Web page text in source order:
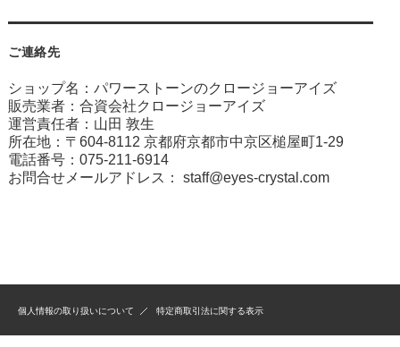
ご連絡先
ショップ名：パワーストーンのクロージョーアイズ
販売業者：合資会社クロージョーアイズ
運営責任者：山田 敦生
所在地：〒604-8112 京都府京都市中京区槌屋町1-29
電話番号：075-211-6914
お問合せメールアドレス： staff@eyes-crystal.com
個人情報の取り扱いについて 特定商取引法に関する表示